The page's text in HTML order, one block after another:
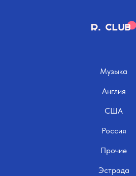
Музыка
Англия
США
Россия
Прочие
Эстрада